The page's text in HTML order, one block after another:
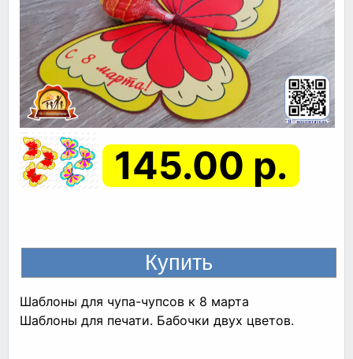
145.00 р.
Шаблоны для чупа-чупсов к 8 марта
Шаблоны для печати. Бабочки двух цветов.